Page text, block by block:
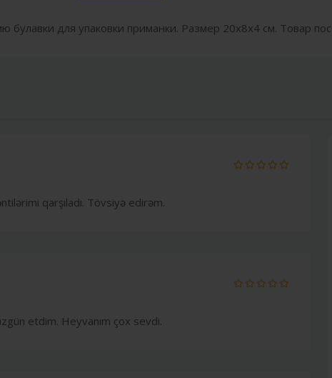
булавки для упаковки приманки. Размер 20х8х4 см. Товар
qarşıladı. Tövsiyə edirəm.
etdim. Heyvanım çox sevdi.